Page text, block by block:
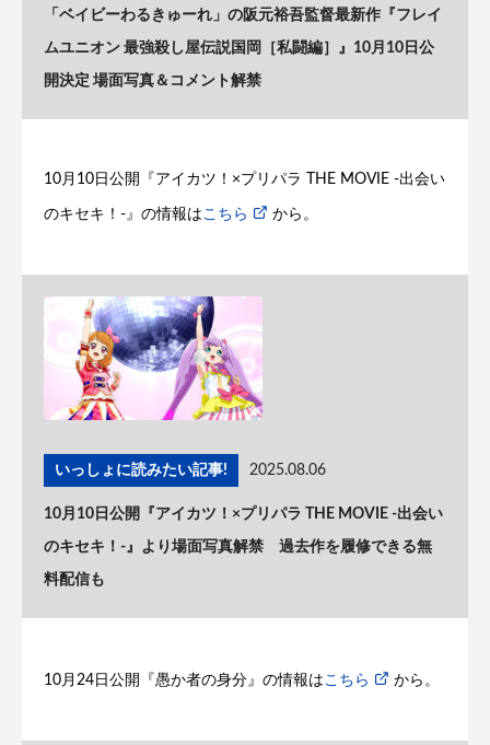
「ベイビーわるきゅーれ」の阪元裕吾監督最新作『フレイ
ムユニオン 最強殺し屋伝説国岡［私闘編］』10月10日公
開決定 場面写真＆コメント解禁
10月10日公開『アイカツ！×プリパラ THE MOVIE -出会い
のキセキ！-』の情報はこちら から。
いっしょに読みたい記事! 2025.08.06
10月10日公開『アイカツ！×プリパラ THE MOVIE -出会い
のキセキ！-』より場面写真解禁 過去作を履修できる無
料配信も
10月24日公開『愚か者の身分』の情報は こちら から。